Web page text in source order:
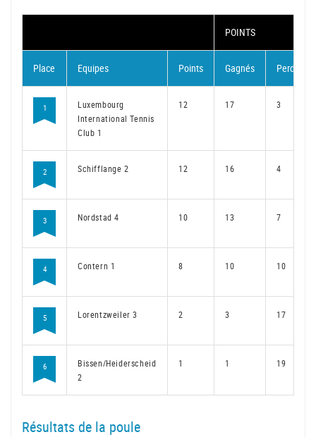
POINTS
Place Equipes Points Gagnés Perdus
1
Luxembourg
International Tennis
Club 1
12 17 3
2 Schifflange 2 12 16 4
3 Nordstad 4 10 13 7
4 Contern 1 8 10 10
5 Lorentzweiler 3 2 3 17
6
Bissen/Heiderscheid
2
1 1 19
Résultats de la poule